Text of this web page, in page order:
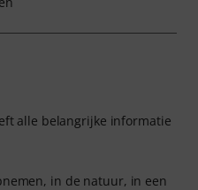
alle belangrijke informatie
in de natuur, in een